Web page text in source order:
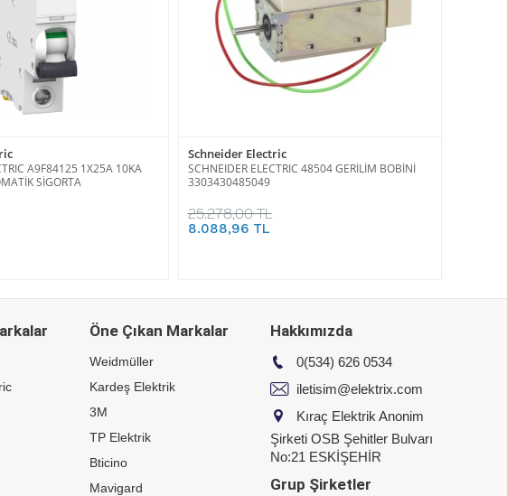
A9F84125 1X25A 10KA
SİGORTA
Schneider Electric
SCHNEIDER ELECTRIC 48504 GERİLİM BOBİNİ
3303430485049
25.278,00 TL
8.088,96 TL
Öne Çıkan Markalar
Weidmüller
Kardeş Elektrik
3M
TP Elektrik
Bticino
Mavigard
Hakkımızda
0(534) 626 0534
iletisim@elektrix.com
Kıraç Elektrik Anonim
Şirketi OSB Şehitler Bulvarı
No:21 ESKİŞEHİR
Grup Şirketler